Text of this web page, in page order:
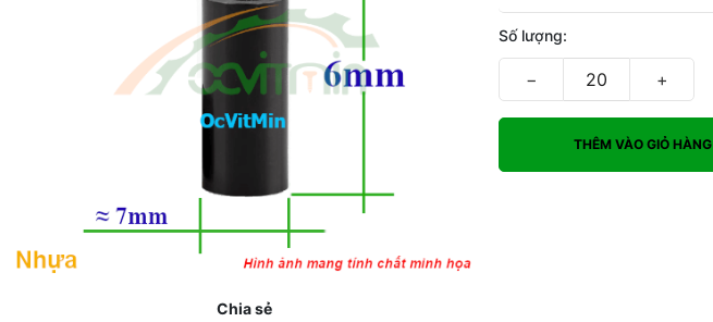
Chia sẻ
Số lượng:
− +
THÊM VÀO GIỎ HÀNG